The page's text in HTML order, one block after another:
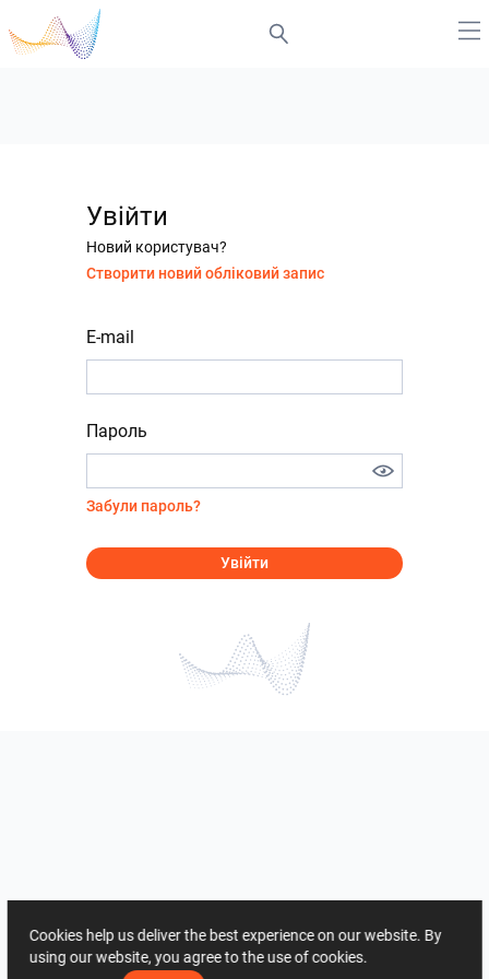
Увійти
Новий користувач?
Створити новий обліковий запис
E-mail
Пароль
Забули пароль?
Увійти
Cookies help us deliver the best experience on our website. By
using our website, you agree to the use of cookies.